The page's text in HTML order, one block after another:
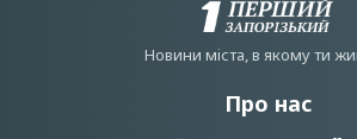
Новини мiста, в якому ти
Про нас